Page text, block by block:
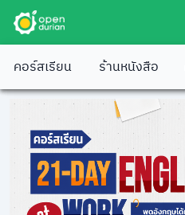
คอร์สเรียน ร้านหนังสือ